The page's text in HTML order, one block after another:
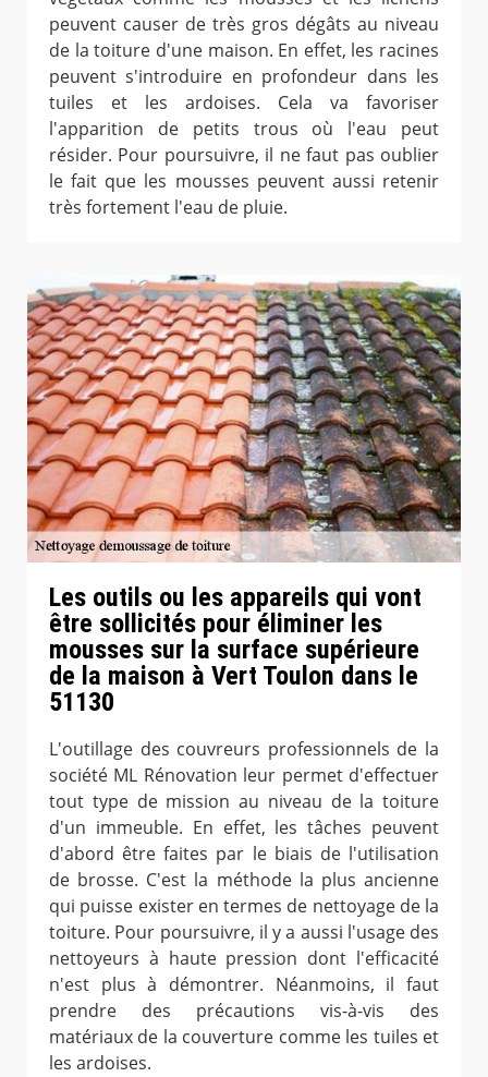
peuvent causer de très gros dégâts au niveau
de la toiture d'une maison. En effet, les racines
peuvent s'introduire en profondeur dans les
tuiles et les ardoises. Cela va favoriser
l'apparition de petits trous où l'eau peut
résider. Pour poursuivre, il ne faut pas oublier
le fait que les mousses peuvent aussi retenir
très fortement l'eau de pluie.
Les outils ou les appareils qui vont
être sollicités pour éliminer les
mousses sur la surface supérieure
de la maison à Vert Toulon dans le
51130
L'outillage des couvreurs professionnels de la
société ML Rénovation leur permet d'effectuer
tout type de mission au niveau de la toiture
d'un immeuble. En effet, les tâches peuvent
d'abord être faites par le biais de l'utilisation
de brosse. C'est la méthode la plus ancienne
qui puisse exister en termes de nettoyage de la
toiture. Pour poursuivre, il y a aussi l'usage des
nettoyeurs à haute pression dont l'efficacité
n'est plus à démontrer. Néanmoins, il faut
prendre des précautions vis-à-vis des
matériaux de la couverture comme les tuiles et
les ardoises.